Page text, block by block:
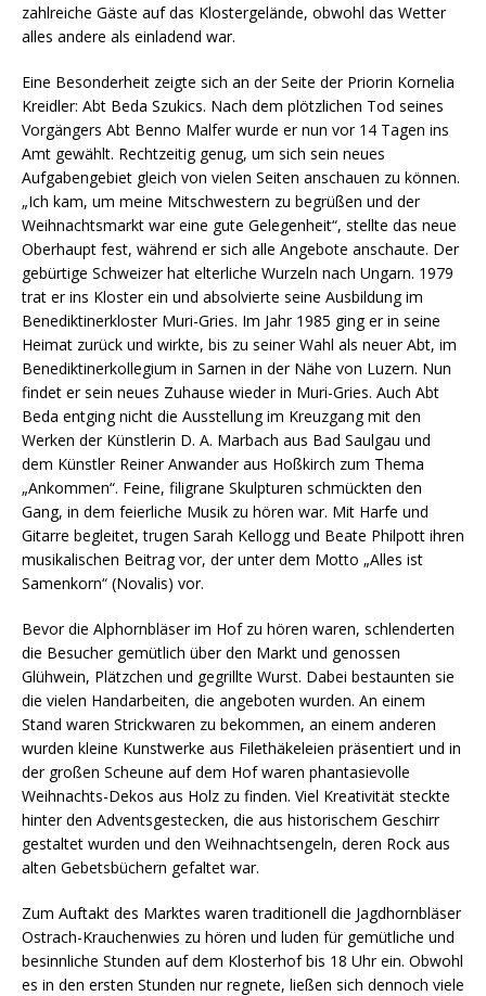
zahlreiche Gäste auf das Klostergelände, obwohl das Wetter
alles andere als einladend war.
Eine Besonderheit zeigte sich an der Seite der Priorin Kornelia
Kreidler: Abt Beda Szukics. Nach dem plötzlichen Tod seines
Vorgängers Abt Benno Malfer wurde er nun vor 14 Tagen ins
Amt gewählt. Rechtzeitig genug, um sich sein neues
Aufgabengebiet gleich von vielen Seiten anschauen zu können.
„Ich kam, um meine Mitschwestern zu begrüßen und der
Weihnachtsmarkt war eine gute Gelegenheit“, stellte das neue
Oberhaupt fest, während er sich alle Angebote anschaute. Der
gebürtige Schweizer hat elterliche Wurzeln nach Ungarn. 1979
trat er ins Kloster ein und absolvierte seine Ausbildung im
Benediktinerkloster Muri-Gries. Im Jahr 1985 ging er in seine
Heimat zurück und wirkte, bis zu seiner Wahl als neuer Abt, im
Benediktinerkollegium in Sarnen in der Nähe von Luzern. Nun
findet er sein neues Zuhause wieder in Muri-Gries. Auch Abt
Beda entging nicht die Ausstellung im Kreuzgang mit den
Werken der Künstlerin D. A. Marbach aus Bad Saulgau und
dem Künstler Reiner Anwander aus Hoßkirch zum Thema
„Ankommen“. Feine, filigrane Skulpturen schmückten den
Gang, in dem feierliche Musik zu hören war. Mit Harfe und
Gitarre begleitet, trugen Sarah Kellogg und Beate Philpott ihren
musikalischen Beitrag vor, der unter dem Motto „Alles ist
Samenkorn“ (Novalis) vor.
Bevor die Alphornbläser im Hof zu hören waren, schlenderten
die Besucher gemütlich über den Markt und genossen
Glühwein, Plätzchen und gegrillte Wurst. Dabei bestaunten sie
die vielen Handarbeiten, die angeboten wurden. An einem
Stand waren Strickwaren zu bekommen, an einem anderen
wurden kleine Kunstwerke aus Filethäkeleien präsentiert und in
der großen Scheune auf dem Hof waren phantasievolle
Weihnachts-Dekos aus Holz zu finden. Viel Kreativität steckte
hinter den Adventsgestecken, die aus historischem Geschirr
gestaltet wurden und den Weihnachtsengeln, deren Rock aus
alten Gebetsbüchern gefaltet war.
Zum Auftakt des Marktes waren traditionell die Jagdhornbläser
Ostrach-Krauchenwies zu hören und luden für gemütliche und
besinnliche Stunden auf dem Klosterhof bis 18 Uhr ein. Obwohl
es in den ersten Stunden nur regnete, ließen sich dennoch viele